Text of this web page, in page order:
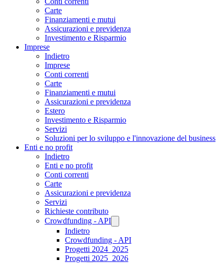
Carte
Finanziamenti e mutui
Assicurazioni e previdenza
Investimento e Risparmio
Imprese
Indietro
Imprese
Conti correnti
Carte
Finanziamenti e mutui
Assicurazioni e previdenza
Estero
Investimento e Risparmio
Servizi
Soluzioni per lo sviluppo e l'innovazione del business
Enti e no profit
Indietro
Enti e no profit
Conti correnti
Carte
Assicurazioni e previdenza
Servizi
Richieste contributo
Crowdfunding - API
Indietro
Crowdfunding - API
Progetti 2024_2025
Progetti 2025_2026